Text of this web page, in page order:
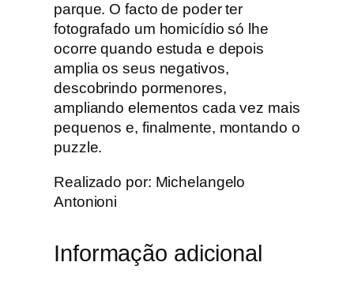
parque. O facto de poder ter
fotografado um homicídio só lhe
ocorre quando estuda e depois
amplia os seus negativos,
descobrindo pormenores,
ampliando elementos cada vez mais
pequenos e, finalmente, montando o
puzzle.
Realizado por: Michelangelo
Antonioni
Informação adicional